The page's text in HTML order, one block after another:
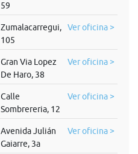
59
Zumalacarregui,
105
Ver oficina >
Gran Via Lopez
De Haro, 38
Ver oficina >
Calle
Sombrereria, 12
Ver oficina >
Avenida Julián
Gaiarre, 3a
Ver oficina >